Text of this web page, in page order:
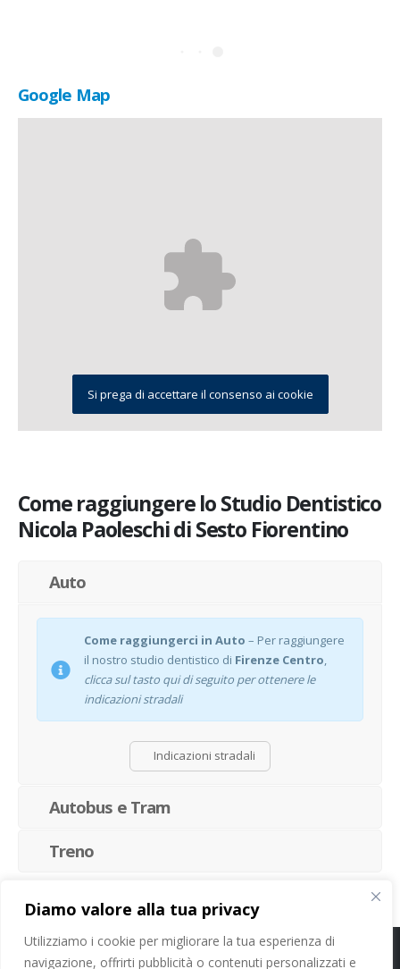
Diamo valore alla tua privacy
Utilizziamo i cookie per migliorare la tua esperienza di
navigazione, offrirti pubblicità o contenuti personalizzati e
Google Map
Si prega di accettare il consenso ai cookie
Come raggiungere lo Studio Dentistico
Nicola Paoleschi di Sesto Fiorentino
Auto
Come raggiungerci in Auto – Per raggiungere
il nostro studio dentistico di Firenze Centro,
clicca sul tasto qui di seguito per ottenere le
indicazioni stradali
Indicazioni stradali
Autobus e Tram
Treno
Cookie Policy - Privacy Policy